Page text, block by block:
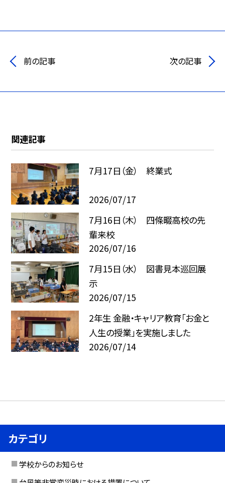
前の記事 次の記事
関連記事
7月17日（金） 終業式
2026/07/17
7月16日（木） 四條畷高校の先
輩来校
2026/07/16
7月15日（水） 図書見本巡回展
示
2026/07/15
2年生 金融・キャリア教育「お金と
人生の授業」を実施しました
2026/07/14
カテゴリ
学校からのお知らせ